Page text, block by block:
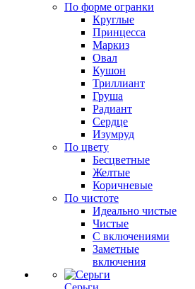
По форме огранки
Круглые
Принцесса
Маркиз
Овал
Кушон
Триллиант
Груша
Радиант
Сердце
Изумруд
По цвету
Бесцветные
Желтые
Коричневые
По чистоте
Идеально чистые
Чистые
С включениями
Заметные
включения